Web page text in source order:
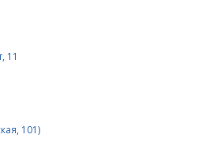
11
101)